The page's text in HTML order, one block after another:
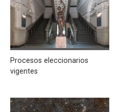
Procesos eleccionarios
vigentes